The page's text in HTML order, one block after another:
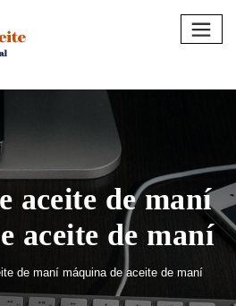
aceite de maní
aceite de maní
de maní máquina de aceite de maní